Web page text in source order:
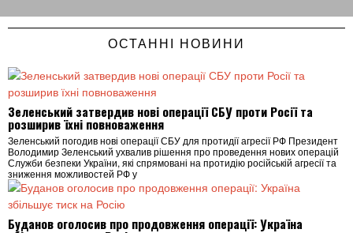
ОСТАННІ НОВИНИ
Зеленський затвердив нові операції СБУ проти Росії та
розширив їхні повноваження
Зеленський погодив нові операції СБУ для протидії агресії РФ Президент
Володимир Зеленський ухвалив рішення про проведення нових операцій
Служби безпеки України, які спрямовані на протидію російській агресії та
зниження можливостей РФ у
Буданов оголосив про продовження операції: Україна